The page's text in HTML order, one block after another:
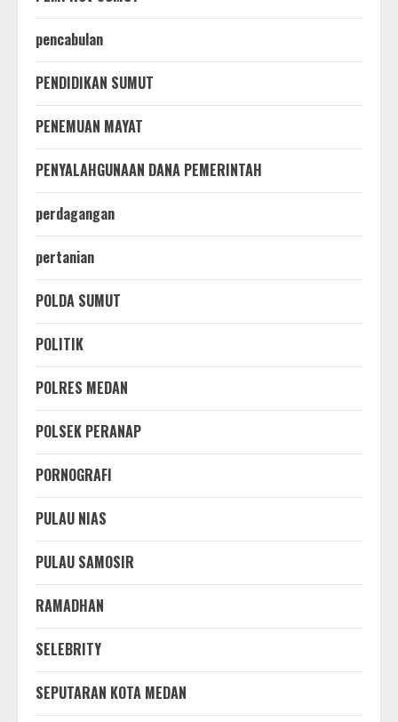
pencabulan
PENDIDIKAN SUMUT
PENEMUAN MAYAT
PENYALAHGUNAAN DANA PEMERINTAH
perdagangan
pertanian
POLDA SUMUT
POLITIK
POLRES MEDAN
POLSEK PERANAP
PORNOGRAFI
PULAU NIAS
PULAU SAMOSIR
RAMADHAN
SELEBRITY
SEPUTARAN KOTA MEDAN